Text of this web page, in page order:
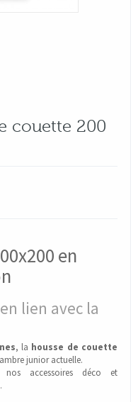
couette 200
en
lien avec la
, la housse de couette
junior actuelle.
accessoires déco et
.